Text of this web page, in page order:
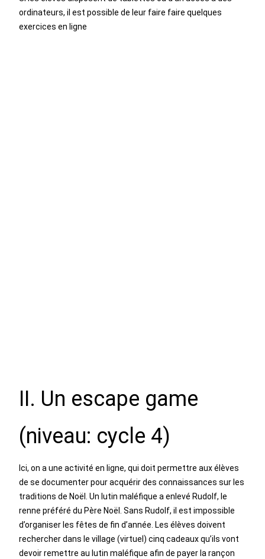
ordinateurs, il est possible de leur faire faire quelques
exercices en ligne
II. Un escape game
(niveau: cycle 4)
Ici, on a une activité en ligne, qui doit permettre aux élèves
de se documenter pour acquérir des connaissances sur les
traditions de Noël. Un lutin maléfique a enlevé Rudolf, le
renne préféré du Père Noël. Sans Rudolf, il est impossible
d’organiser les fêtes de fin d’année. Les élèves doivent
rechercher dans le village (virtuel) cinq cadeaux qu’ils vont
devoir remettre au lutin maléfique afin de payer la rançon